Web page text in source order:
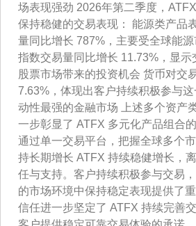
场表现强劲 2026年第二季度，
保持稳健的交易表现： 能源类产品
量同比增长 787%，主要受全球能
指数交易量同比增长 11.73%，显
股票市场带来的投资机会 货币对交
7.63%，体现出客户持续积极参与
动性最强的金融市场 上述多个资产
一步彰显了 ATFX 多元化产品组合
通过单一交易平台，把握全球多个
持长期增长 ATFX 持续稳健增长，
任与支持。客户持续积极参与交易
的市场环境中保持稳定表现提供了
信任进一步坚定了 ATFX 持续完善